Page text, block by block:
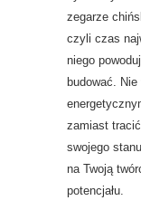
zegarze
czyli czas
niego
budować.
zamiast
swojego
na Twoją
potencjału.